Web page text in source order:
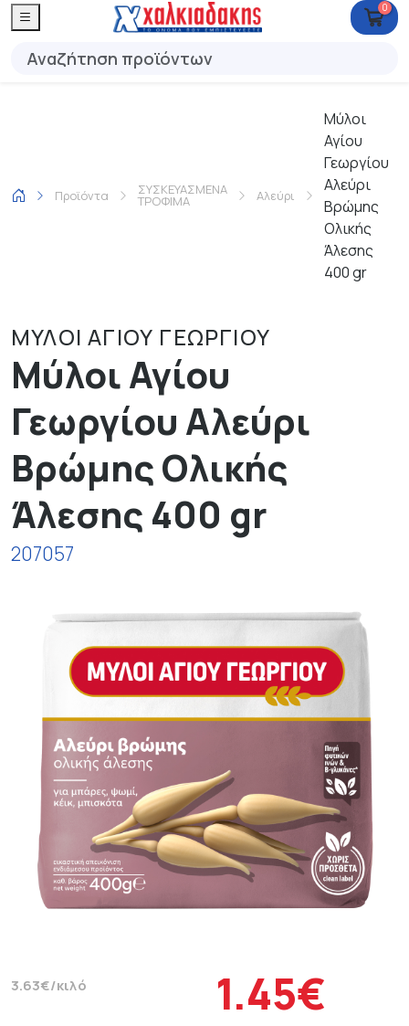
0
Προϊόντα ΣΥΣΚΕΥΑΣΜΕΝΑ
ΤΡΟΦΙΜΑ Αλεύρι
Μύλοι
Αγίου
Γεωργίου
Αλεύρι
Βρώμης
Ολικής
Άλεσης
400 gr
ΜΥΛΟΙ ΑΓΙΟΥ ΓΕΩΡΓΙΟΥ
Μύλοι Αγίου
Γεωργίου Αλεύρι
Βρώμης Ολικής
Άλεσης 400 gr
207057
3.63€/κιλό 1.45€